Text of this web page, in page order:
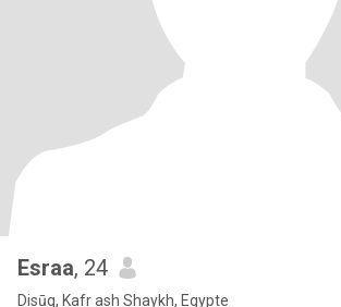
Esraa, 24
Disūq, Kafr ash Shaykh, Egypte